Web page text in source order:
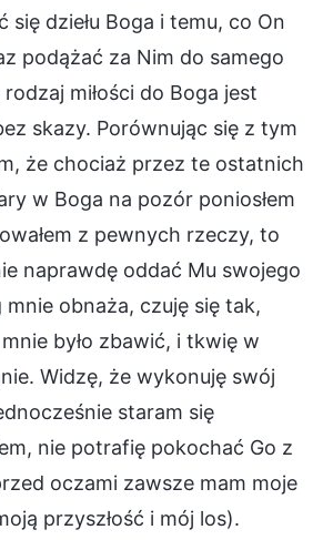
dziełu Boga i temu, co On
podążać za Nim do samego
miłości do Boga jest
skazy. Porównując się z tym
że chociaż przez te ostatnich
w Boga na pozór poniosłem
z pewnych rzeczy, to
naprawdę oddać Mu swojego
mnie obnaża, czuję się tak,
było zbawić, i tkwię w
Widzę, że wykonuję swój
staram się
nie potrafię pokochać Go z
oczami zawsze mam moje
przyszłość i mój los).